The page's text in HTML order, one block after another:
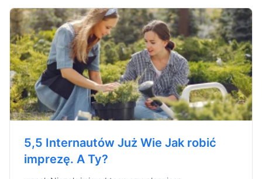
5,5 Internautów Już Wie Jak robić
imprezę. A Ty?